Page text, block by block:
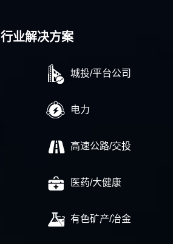
行业解决方案
城投/平台公司
电力
高速公路/交投
医药/大健康
有色矿产/冶金